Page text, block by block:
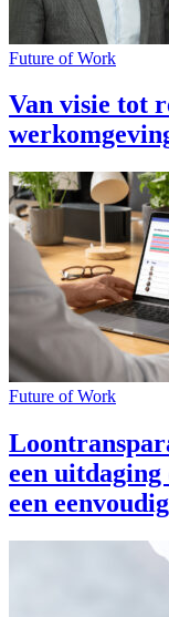
Future of Work
Van visie tot
Future of Work
een
een